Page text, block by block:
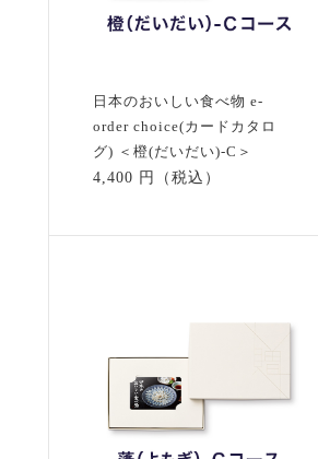
日本のおいしい食べ物 e-
order choice(カードカタロ
グ) ＜橙(だいだい)-C＞
4,400 円（税込）